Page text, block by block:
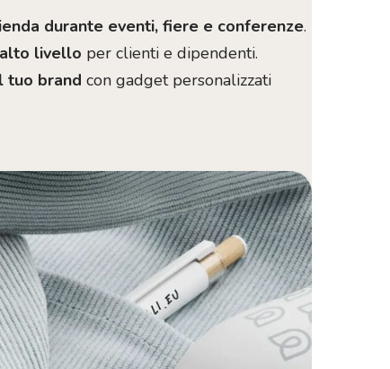
durante eventi, fiere e conferenze.
livello per clienti e dipendenti.
tuo brand con gadget personalizzati